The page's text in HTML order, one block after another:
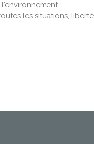
les situations, liberté